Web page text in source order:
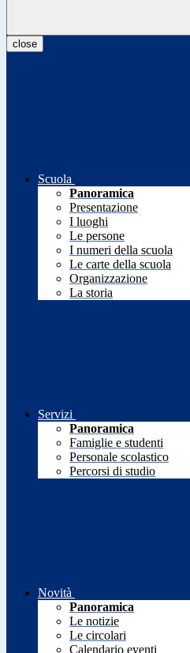
close
Scuola
Panoramica
Presentazione
I luoghi
Le persone
I numeri della scuola
Le carte della scuola
Organizzazione
La storia
Servizi
Panoramica
Famiglie e studenti
Personale scolastico
Percorsi di studio
Novità
Panoramica
Le notizie
Le circolari
Calendario eventi